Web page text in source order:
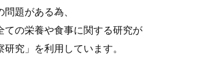
問題がある為、
ての栄養や食事に関する研究が
研究」を利用しています。